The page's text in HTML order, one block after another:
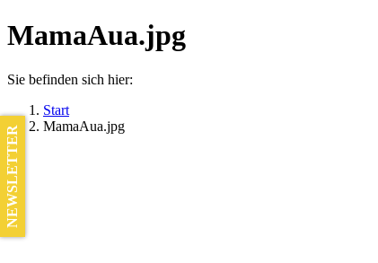
MamaAua.jpg
Sie befinden sich hier:
Start
MamaAua.jpg
NEWSLETTER